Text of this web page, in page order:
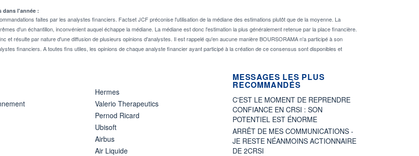
dans l'année :
faites par les analystes financiers. Factset JCF préconise l'utilisation de la médiane des estimations plutôt que de la moyenne. La
d'un échantillon, inconvénient auquel échappe la médiane. La médiane est donc l'estimation la plus généralement retenue par la place financière.
et résulte par nature d'une diffusion de plusieurs opinions d'analystes. Il est rappelé qu'en aucune manière BOURSORAMA n'a participé à son
financiers. A toutes fins utiles, les opinions de chaque analyste financier ayant participé à la création de ce consensus sont disponibles et
Hermes
Valerio Therapeutics
Pernod Ricard
Ubisoft
Airbus
Air Liquide
MESSAGES LES PLUS
RECOMMANDÉS
C'EST LE MOMENT DE REPRENDRE
CONFIANCE EN CRSI : SON
POTENTIEL EST ÉNORME
ARRÊT DE MES COMMUNICATIONS -
JE RESTE NÉANMOINS ACTIONNAIRE
DE 2CRSI